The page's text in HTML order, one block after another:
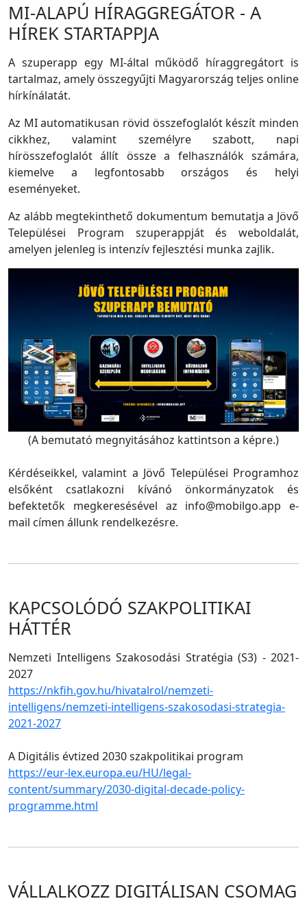
MI-ALAPÚ HÍRAGGREGÁTOR - A
HÍREK STARTAPPJA
A szuperapp egy MI-által működő híraggregátort is
tartalmaz, amely összegyűjti Magyarország teljes online
hírkínálatát.
Az MI automatikusan rövid összefoglalót készít minden
cikkhez, valamint személyre szabott, napi
hírösszefoglalót állít össze a felhasználók számára,
kiemelve a legfontosabb országos és helyi
eseményeket.
Az alább megtekinthető dokumentum bemutatja a Jövő
Települései Program szuperappját és weboldalát,
amelyen jelenleg is intenzív fejlesztési munka zajlik.
(A bemutató megnyitásához kattintson a képre.)
Kérdéseikkel, valamint a Jövő Települései Programhoz
elsőként csatlakozni kívánó önkormányzatok és
befektetők megkeresésével az info@mobilgo.app e-
mail címen állunk rendelkezésre.
KAPCSOLÓDÓ SZAKPOLITIKAI
HÁTTÉR
Nemzeti Intelligens Szakosodási Stratégia (S3) - 2021-
2027
https://nkfih.gov.hu/hivatalrol/nemzeti-
intelligens/nemzeti-intelligens-szakosodasi-strategia-
2021-2027
A Digitális évtized 2030 szakpolitikai program
https://eur-lex.europa.eu/HU/legal-
content/summary/2030-digital-decade-policy-
programme.html
VÁLLALKOZZ DIGITÁLISAN CSOMAG